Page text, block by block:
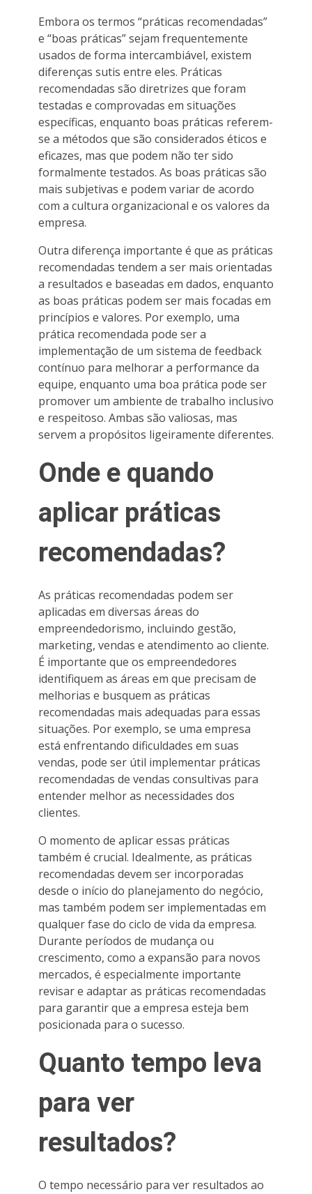
Embora os termos “práticas recomendadas”
e “boas práticas” sejam frequentemente
usados de forma intercambiável, existem
diferenças sutis entre eles. Práticas
recomendadas são diretrizes que foram
testadas e comprovadas em situações
específicas, enquanto boas práticas referem-
se a métodos que são considerados éticos e
eficazes, mas que podem não ter sido
formalmente testados. As boas práticas são
mais subjetivas e podem variar de acordo
com a cultura organizacional e os valores da
empresa.
Outra diferença importante é que as práticas
recomendadas tendem a ser mais orientadas
a resultados e baseadas em dados, enquanto
as boas práticas podem ser mais focadas em
princípios e valores. Por exemplo, uma
prática recomendada pode ser a
implementação de um sistema de feedback
contínuo para melhorar a performance da
equipe, enquanto uma boa prática pode ser
promover um ambiente de trabalho inclusivo
e respeitoso. Ambas são valiosas, mas
servem a propósitos ligeiramente diferentes.
Onde e quando
aplicar práticas
recomendadas?
As práticas recomendadas podem ser
aplicadas em diversas áreas do
empreendedorismo, incluindo gestão,
marketing, vendas e atendimento ao cliente.
É importante que os empreendedores
identifiquem as áreas em que precisam de
melhorias e busquem as práticas
recomendadas mais adequadas para essas
situações. Por exemplo, se uma empresa
está enfrentando dificuldades em suas
vendas, pode ser útil implementar práticas
recomendadas de vendas consultivas para
entender melhor as necessidades dos
clientes.
O momento de aplicar essas práticas
também é crucial. Idealmente, as práticas
recomendadas devem ser incorporadas
desde o início do planejamento do negócio,
mas também podem ser implementadas em
qualquer fase do ciclo de vida da empresa.
Durante períodos de mudança ou
crescimento, como a expansão para novos
mercados, é especialmente importante
revisar e adaptar as práticas recomendadas
para garantir que a empresa esteja bem
posicionada para o sucesso.
Quanto tempo leva
para ver
resultados?
O tempo necessário para ver resultados ao